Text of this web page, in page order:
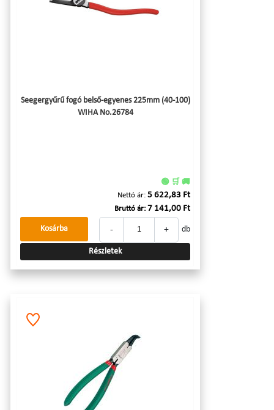
Seegergyűrű fogó belső-egyenes 225mm (40-100)
WIHA No.26784
🟢 🛒 🚚
Nettó ár: 5 622,83 Ft
Bruttó ár: 7 141,00 Ft
- + db
Kosárba
Részletek